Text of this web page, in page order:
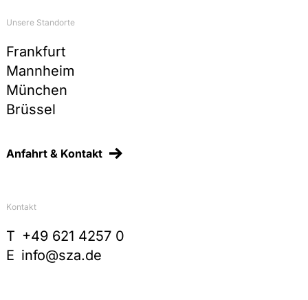
Unsere Standorte
Frankfurt
Mannheim
München
Brüssel
Anfahrt & Kontakt
Kontakt
T +49 621 4257 0
E info@sza.de